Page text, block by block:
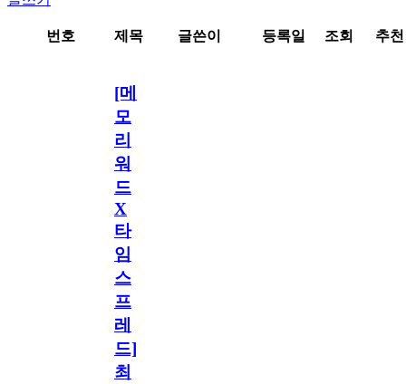
번호 제목 글쓴이 등록일 조회 추천
[메
모
리
워
드
X
타
임
스
프
레
드]
최